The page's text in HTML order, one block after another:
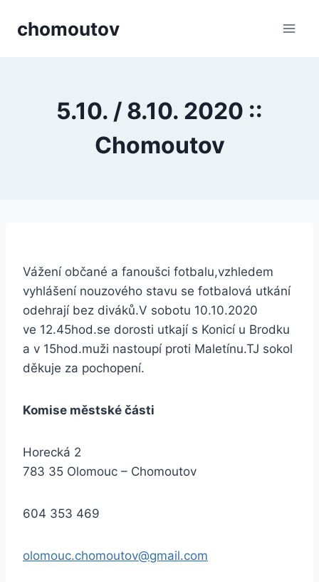
chomoutov
5.10. / 8.10. 2020 ::
Chomoutov
Vážení občané a fanoušci fotbalu,vzhledem
vyhlášení nouzového stavu se fotbalová utkání
odehrají bez diváků.V sobotu 10.10.2020
ve 12.45hod.se dorosti utkají s Konicí u Brodku
a v 15hod.muži nastoupí proti Maletínu.TJ sokol
děkuje za pochopení.
Komise městské části
Horecká 2
783 35 Olomouc – Chomoutov
604 353 469
olomouc.chomoutov@gmail.com